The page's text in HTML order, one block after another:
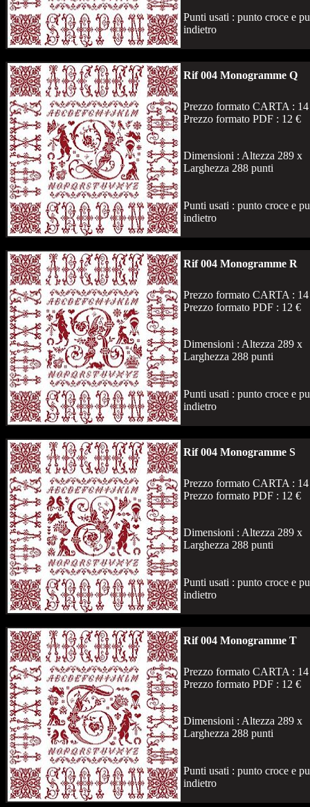
Punti usati : punto croce e
indietro
Rif 004 Monogramme Q
Prezzo formato CARTA :
Prezzo formato PDF : 12 €
Dimensioni : Altezza 289 x
Larghezza 288 punti
Punti usati : punto croce e
indietro
Rif 004 Monogramme R
Prezzo formato CARTA :
Prezzo formato PDF : 12 €
Dimensioni : Altezza 289 x
Larghezza 288 punti
Punti usati : punto croce e
indietro
Rif 004 Monogramme S
Prezzo formato CARTA :
Prezzo formato PDF : 12 €
Dimensioni : Altezza 289 x
Larghezza 288 punti
Punti usati : punto croce e
indietro
Rif 004 Monogramme T
Prezzo formato CARTA :
Prezzo formato PDF : 12 €
Dimensioni : Altezza 289 x
Larghezza 288 punti
Punti usati : punto croce e
indietro